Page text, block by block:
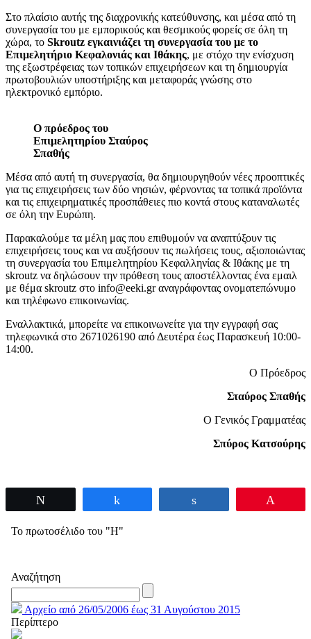
Στο πλαίσιο αυτής της διαχρονικής κατεύθυνσης, και μέσα από τη
συνεργασία του με εμπορικούς και θεσμικούς φορείς σε όλη τη
χώρα, το Skroutz εγκαινιάζει τη συνεργασία του με το
Επιμελητήριο Κεφαλονιάς και Ιθάκης, με στόχο την ενίσχυση
της εξωστρέφειας των τοπικών επιχειρήσεων και τη δημιουργία
πρωτοβουλιών υποστήριξης και μεταφοράς γνώσης στο
ηλεκτρονικό εμπόριο.
Ο πρόεδρος του
Επιμελητηρίου Σταύρος
Σπαθής
Μέσα από αυτή τη συνεργασία, θα δημιουργηθούν νέες προοπτικές
για τις επιχειρήσεις των δύο νησιών, φέρνοντας τα τοπικά προϊόντα
και τις επιχειρηματικές προσπάθειες πιο κοντά στους καταναλωτές
σε όλη την Ευρώπη.
Παρακαλούμε τα μέλη μας που επιθυμούν να αναπτύξουν τις
επιχειρήσεις τους και να αυξήσουν τις πωλήσεις τους, αξιοποιώντας
τη συνεργασία του Επιμελητηρίου Κεφαλληνίας & Ιθάκης με τη
skroutz να δηλώσουν την πρόθεση τους αποστέλλοντας ένα εμαιλ
με θέμα skroutz στο info@eeki.gr αναγράφοντας ονοματεπώνυμο
και τηλέφωνο επικοινωνίας.
Εναλλακτικά, μπορείτε να επικοινωνείτε για την εγγραφή σας
τηλεφωνικά στο 2671026190 από Δευτέρα έως Παρασκευή 10:00-
14:00.
Ο Πρόεδρος
Σταύρος Σπαθής
Ο Γενικός Γραμματέας
Σπύρος Κατσούρης
Το πρωτοσέλιδο του "Η"
Αναζήτηση
Αρχείο από 26/05/2006 έως 31 Αυγούστου 2015
Περίπτερο